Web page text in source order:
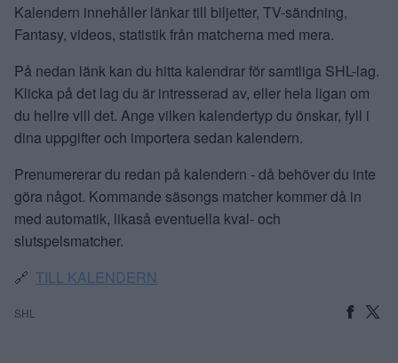
Kalendern innehåller länkar till biljetter, TV-sändning,
Fantasy, videos, statistik från matcherna med mera.
På nedan länk kan du hitta kalendrar för samtliga SHL-lag.
Klicka på det lag du är intresserad av, eller hela ligan om
du hellre vill det. Ange vilken kalendertyp du önskar, fyll i
dina uppgifter och importera sedan kalendern.
Prenumererar du redan på kalendern - då behöver du inte
göra något. Kommande säsongs matcher kommer då in
med automatik, likaså eventuella kval- och
slutspelsmatcher.
🔗 TILL KALENDERN
SHL